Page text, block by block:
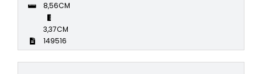
8,56CM
3,37CM
149516